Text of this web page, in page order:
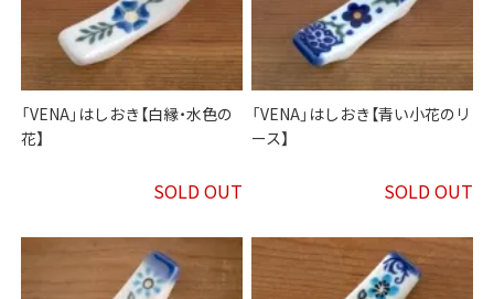
「VENA」はしおき【白縁・水色の
花】
SOLD OUT
「VENA」はしおき【青い小花のリ
ース】
SOLD OUT